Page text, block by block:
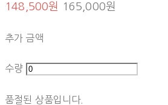
148,500원 165,000원
추가 금액
수량
품절된 상품입니다.